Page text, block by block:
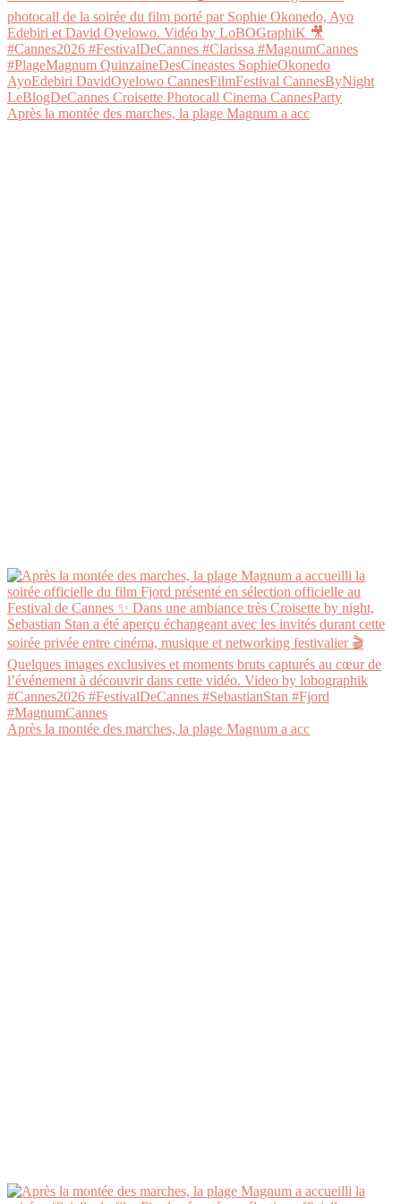
Après la montée des marches, la plage Magnum a acc
Après la montée des marches, la plage Magnum a acc